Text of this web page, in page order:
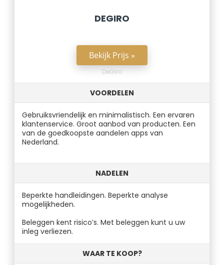
DEGIRO
Bekijk Prijs »
DeGiro
VOORDELEN
Gebruiksvriendelijk en minimalistisch. Een ervaren
klantenservice. Groot aanbod van producten. Een
van de goedkoopste aandelen apps van
Nederland.
NADELEN
Beperkte handleidingen. Beperkte analyse
mogelijkheden.
Beleggen kent risico’s. Met beleggen kunt u uw
inleg verliezen.
WAAR TE KOOP?